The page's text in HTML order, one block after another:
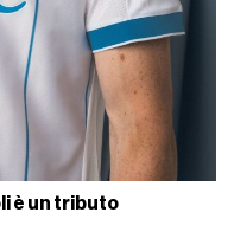
è un tributo